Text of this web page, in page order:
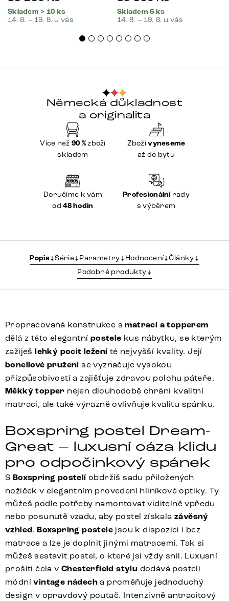
Skladem > 10 ks
14. 8. – 19. 8. u vás
Skladem 6 ks
14. 8. – 19. 8. u vás
Německá důkladnost
a originalita
Více než 90 %zboží
skladem
Zbožívyneseme
až do bytu
Doručíme k vám
od48 hodin
Profesionálnírady
s výběrem
Popis Série Parametry Hodnocení Články
Podobné produkty
Propracovaná konstrukce smatrací a topperem
dělá z této elegantní postele kus nábytku, se kterým
zažiješlehký pocit ležení té nejvyšší kvality. Její
bonellové pružení se vyznačuje vysokou
přizpůsobivostí a zajišťuje zdravou polohu páteře.
Měkký topper nejen dlouhodobě chrání kvalitní
matraci, ale také výrazně ovlivňuje kvalitu spánku.
Boxspring postel Dream-
Great – luxusní oáza klidu
pro odpočinkový spánek
S Boxspring postelí obdržíš sadu přiložených
nožiček v elegantním provedení hliníkové optiky. Ty
můžeš podle potřeby namontovat viditelně vpředu
nebo posunutě vzadu, aby postel získala závěsný
vzhled.Boxspring postele jsou k dispozici i bez
matrace a lze je doplnit jinými matracemi. Tak si
můžeš sestavit postel, o které jsi vždy snil. Luxusní
prošití čela vChesterfield stylu dodává posteli
módnívintage nádech a proměňuje jednoduchý
design v opravdový poutač. Intenzivně antracitový